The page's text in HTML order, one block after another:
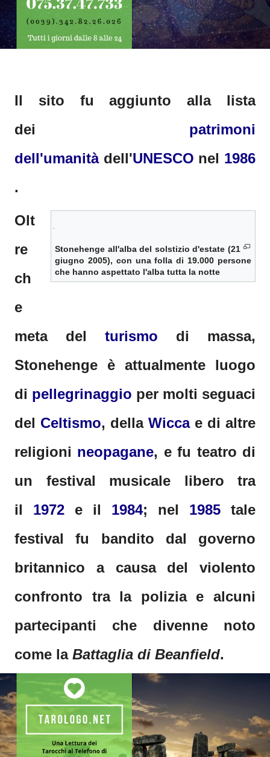
Il sito fu aggiunto alla lista
dei patrimoni
dell'umanitàdell'UNESCO nel 1986
.
Stonehenge all'alba del solstizio d'estate (21
giugno 2005), con una folla di 19.000 persone
che hanno aspettato l'alba tutta la notte
Olt
re
ch
e
meta del turismo di massa,
Stonehenge è attualmente luogo
di pellegrinaggio per molti seguaci
del Celtismo, della Wiccae di altre
religioni neopagane, e fu teatro di
un festival musicale libero tra
il 1972 e il 1984; nel 1985 tale
festival fu bandito dal governo
britannico a causa del violento
confronto tra la polizia e alcuni
partecipanti che divenne noto
come la Battaglia di Beanfield.